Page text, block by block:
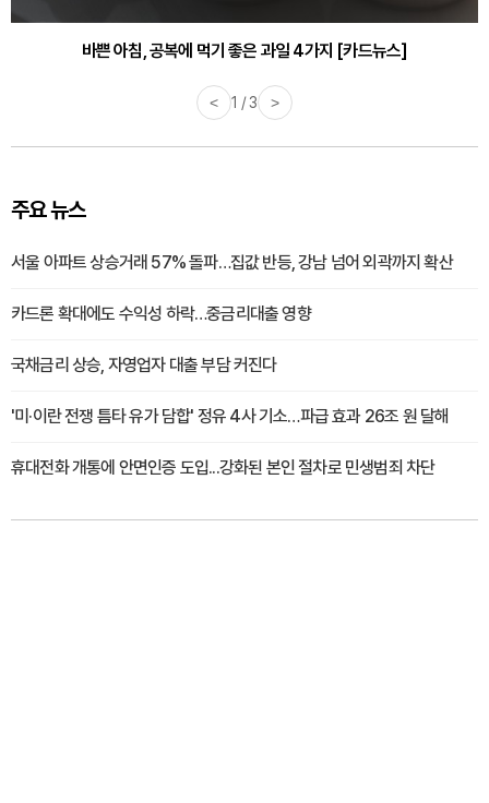
바쁜 아침, 공복에 먹기 좋은 과일 4가지 [카드뉴스]
30대부터 유병률 2배...여자에게 꼭 필요한 검사는? [카드뉴스]
< 1 / 3 >
주요 뉴스
서울 아파트 상승거래 57% 돌파…집값 반등, 강남 넘어 외곽까지 확산
카드론 확대에도 수익성 하락…중금리대출 영향
국채금리 상승, 자영업자 대출 부담 커진다
'미·이란 전쟁 틈타 유가 담합' 정유 4사 기소…파급 효과 26조 원 달해
휴대전화 개통에 안면인증 도입...강화된 본인 절차로 민생범죄 차단